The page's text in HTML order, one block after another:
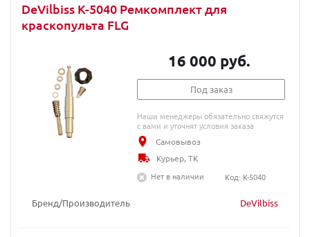
DeVilbiss K-5040 Ремкомплект для
краскопульта FLG
Бренд/Производитель DeVilbiss
16 000 руб.
Под заказ
Наши менеджеры обязательно свяжутся
с вами и уточнят условия заказа
Самовывоз
Курьер, ТК
Нет в наличии
Код: K-5040